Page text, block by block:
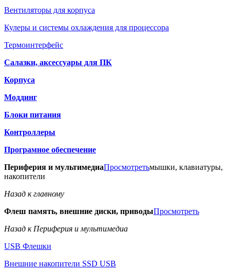
Вентиляторы для корпуса
Кулеры и системы охлаждения для процессора
Термоинтерфейс
Салазки, аксессуары для ПК
Корпуса
Моддинг
Блоки питания
Контроллеры
Програмное обеспечение
Периферия и мультимедиаПросмотретьмышки, клавиатуры,
накопители
Назад к главному
Флеш память, внешние диски, приводыПросмотреть
Назад к Периферия и мультимедиа
USB Флешки
Внешние накопители SSD USB